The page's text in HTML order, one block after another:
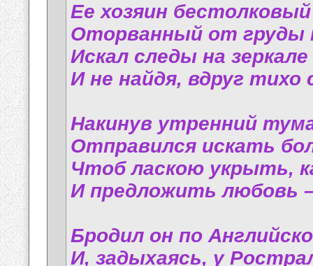
Ее хозяин
Оторванный от груды
Искал следы на
И не найдя, вдруг тихо
Накинув утренний
Отправился искать
Чтоб ласкою укрыть,
И предложить любовь
Бродил он по
И, задыхаясь, у